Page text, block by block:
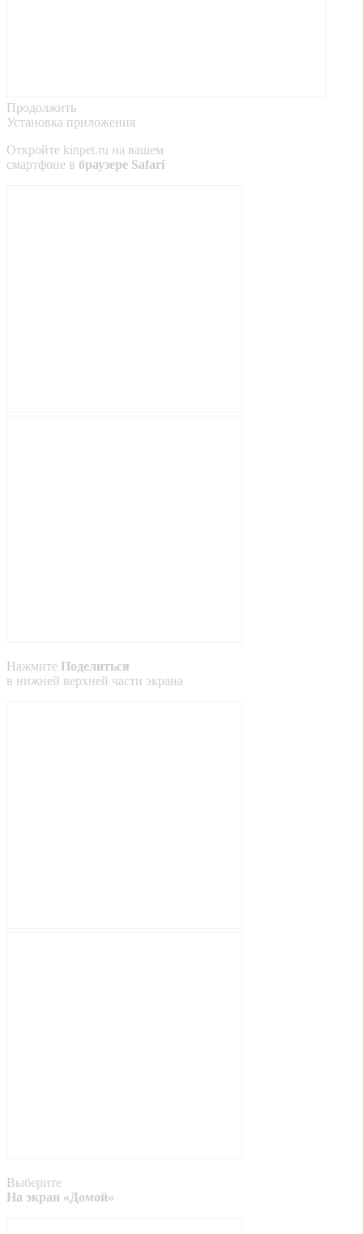
Продолжить
Установка приложения
Откройте kinpet.ru на вашем
смартфоне в браузере Safari
Нажмите Поделиться
в нижней верхней части экрана
Выберите
На экран «Домой»